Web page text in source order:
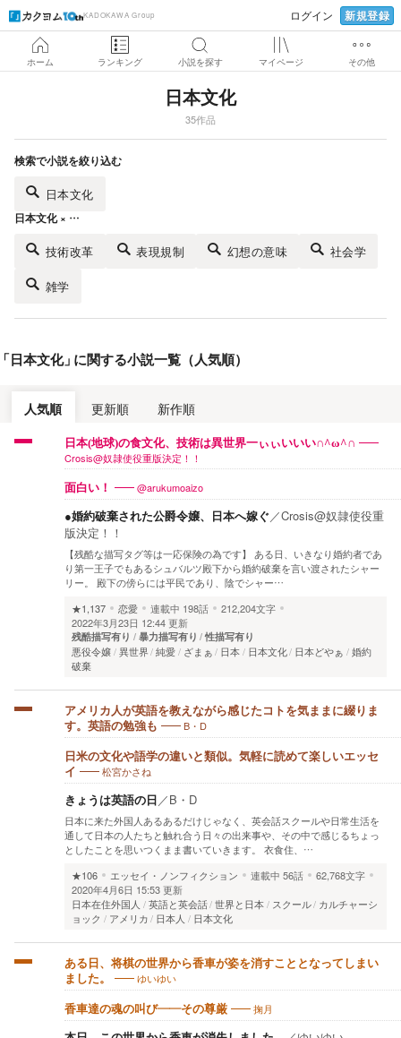
KADOKAWA Group ログイン 新規登録
ホーム ランキング 小説を探す マイページ その他
日本文化
35作品
検索で小説を絞り込む
日本文化
日本文化 × …
技術改革 表現規制 幻想の意味 社会学
雑学
日本文化」に関する小説一覧（人気順）
人気順 更新順 新作順
日本(地球)の食文化、技術は異世界一ぃぃいいい∩^ω^∩
Crosis@奴隷使役重版決定！！
面白い！ @arukumoaizo
●婚約破棄された公爵令嬢、日本へ嫁ぐ／Crosis@奴隷使役重
版決定！！
【残酷な描写タグ等は一応保険の為です】 ある日、いきなり婚約者であ
り第一王子でもあるシュバルツ殿下から婚約破棄を言い渡されたシャー
リー。 殿下の傍らには平民であり、陰でシャー…
★1,137
恋愛 連載中 198話
212,204文字
2022年3月23日 12:44 更新
残酷描写有り 暴力描写有り 性描写有り
悪役令嬢 異世界 純愛 ざまぁ 日本 日本文化 日本どやぁ
婚約
破棄
アメリカ人が英語を教えながら感じたコトを気ままに綴りま
す。英語の勉強も
B・D
日米の文化や語学の違いと類似。気軽に読めて楽しいエッセ
イ
松宮かさね
きょうは英語の日／B・D
日本に来た外国人あるあるだけじゃなく、英会話スクールや日常生活を
通して日本の人たちと触れ合う日々の出来事や、その中で感じるちょっ
としたことを思いつくまま書いていきます。 衣食住、…
★106
エッセイ・ノンフィクション 連載中 56話
62,768文字
2020年4月6日 15:53 更新
日本在住外国人
英語と英会話 世界と日本 スクール カルチャーシ
ョック
アメリカ 日本人 日本文化
ある日、将棋の世界から香車が姿を消すこととなってしまい
ました。
ゆいゆい
香車達の魂の叫び――その尊厳 掬月